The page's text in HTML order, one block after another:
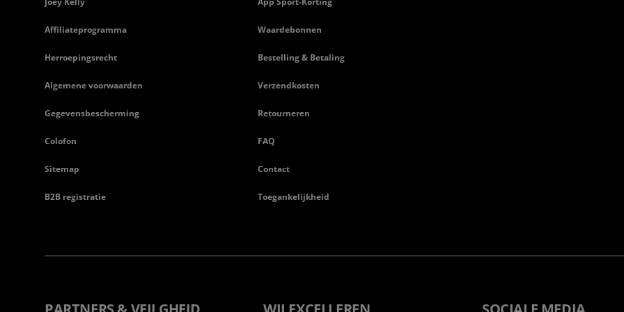
Affiliateprogramma
Herroepingsrecht
Algemene voorwaarden
Gegevensbescherming
Colofon
Sitemap
B2B registratie
Waardebonnen
Bestelling & Betaling
Verzendkosten
Retourneren
FAQ
Contact
Toegankelijkheid